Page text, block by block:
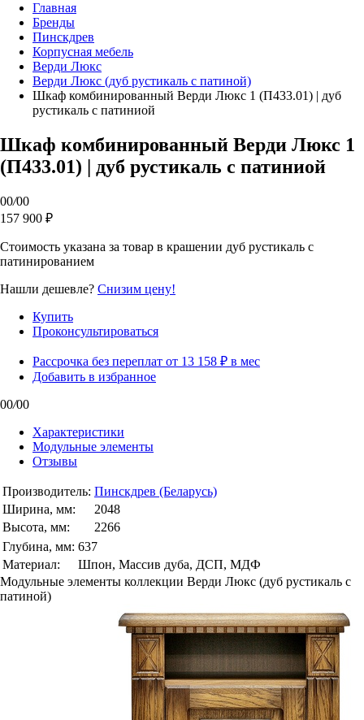
Главная
Бренды
Пинскдрев
Корпусная мебель
Верди Люкс
Верди Люкс (дуб рустикаль с патиной)
Шкаф комбинированный Верди Люкс 1 (П433.01) | дуб
рустикаль с патиниой
Шкаф комбинированный Верди Люкс 1
(П433.01) | дуб рустикаль с патиниой
00/00
157 900 ₽
Стоимость указана за товар в крашении дуб рустикаль с
патинированием
Нашли дешевле? Снизим цену!
Купить
Проконсультироваться
Рассрочка без переплат от 13 158 ₽ в мес
Добавить в избранное
00/00
Характеристики
Модульные элементы
Отзывы
Производитель: Пинскдрев (Беларусь)
Ширина, мм:
2048
Высота, мм:
2266
Глубина, мм: 637
Материал:
Шпон, Массив дуба, ДСП, МДФ
Модульные элементы коллекции Верди Люкс (дуб рустикаль с
патиной)